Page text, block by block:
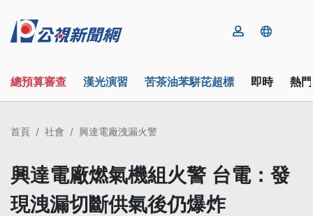
總預算審查 漢光演習 苦茶油苯駢芘超標 即時 熱
首頁 社會 興達電廠洩漏火警
興達電廠燃氣機組火警 台電：發
現洩漏切斷供氣後仍爆炸